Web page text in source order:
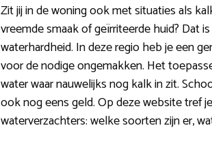
Zit jij in de woning ook met situaties als
vreemde smaak of geïrriteerde huid? Dat
waterhardheid. In deze regio heb je een
voor de nodige ongemakken. Het
water waar nauwelijks nog kalk in zit.
ook nog eens geld. Op deze website tref
waterverzachters: welke soorten zijn er,